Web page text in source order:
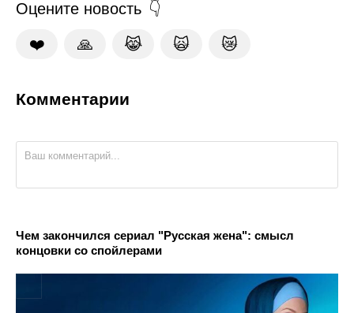
Оцените новость
❤️ 🙏 😹 🙀 😿
Комментарии
Чем закончился сериал "Русская жена": смысл
концовки со спойлерами